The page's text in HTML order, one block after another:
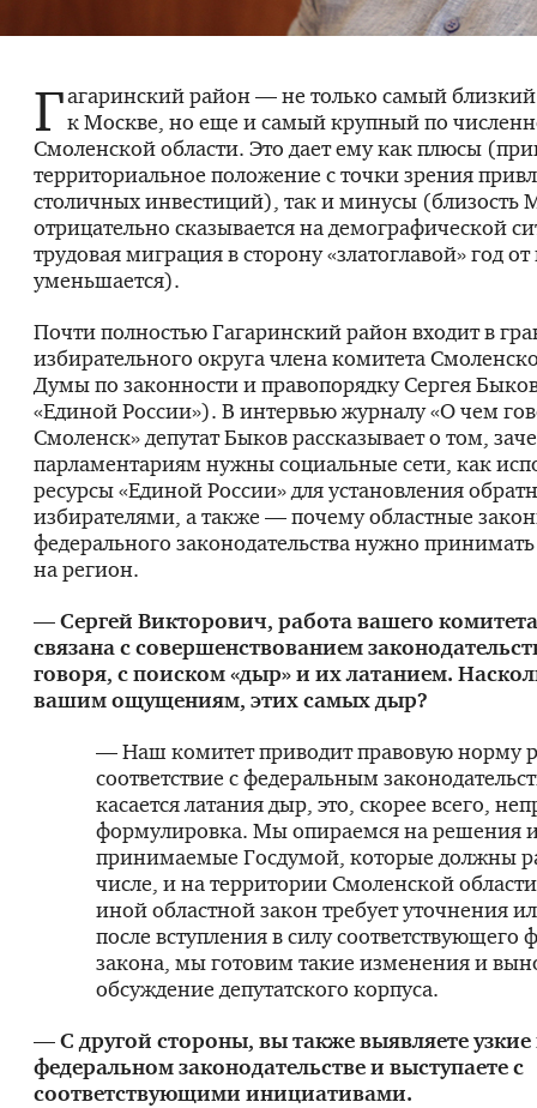
Гагаринский район — не только самый
к Москве, но еще и самый крупный по
Смоленской области. Это дает ему как плюсы
территориальное положение с точки зрения
столичных инвестиций), так и минусы (близость
отрицательно сказывается на демографической
трудовая миграция в сторону «златоглавой» год от
уменьшается).
Почти полностью Гагаринский район входит в
избирательного округа члена комитета
Думы по законности и правопорядку Сергея
«Единой России»). В интервью журналу «О чем
Смоленск» депутат Быков рассказывает о том,
парламентариям нужны социальные сети, как
ресурсы «Единой России» для установления
избирателями, а также — почему областные
федерального законодательства нужно
на регион.
— Сергей Викторович, работа вашего
связана с совершенствованием
говоря, с поиском «дыр» и их латанием.
вашим ощущениям, этих самых дыр?
— Наш комитет приводит правовую норму
соответствие с федеральным
касается латания дыр, это, скорее всего,
формулировка. Мы опираемся на решения
принимаемые Госдумой, которые должны
числе, и на территории Смоленской
иной областной закон требует уточнения
после вступления в силу соответствующего
закона, мы готовим такие изменения и
обсуждение депутатского корпуса.
— С другой стороны, вы также выявляете узкие
федеральном законодательстве и выступаете с
соответствующими инициативами.